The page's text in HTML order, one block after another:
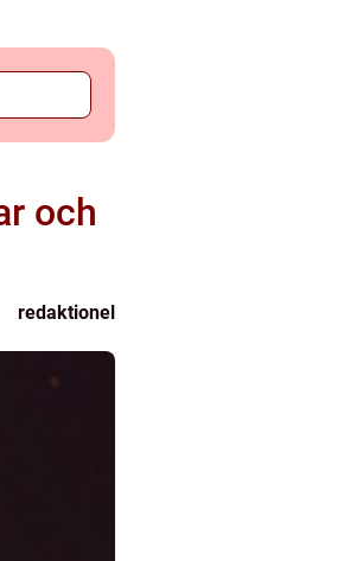
och
redaktionel